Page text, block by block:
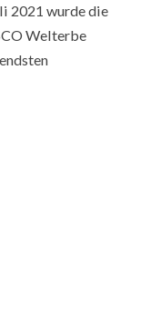
2021 wurde die
Welterbe